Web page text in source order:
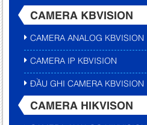
CAMERA KBVISION
CAMERA ANALOG KBVISION
CAMERA IP KBVISION
ĐẦU GHI CAMERA KBVISION
CAMERA HIKVISON